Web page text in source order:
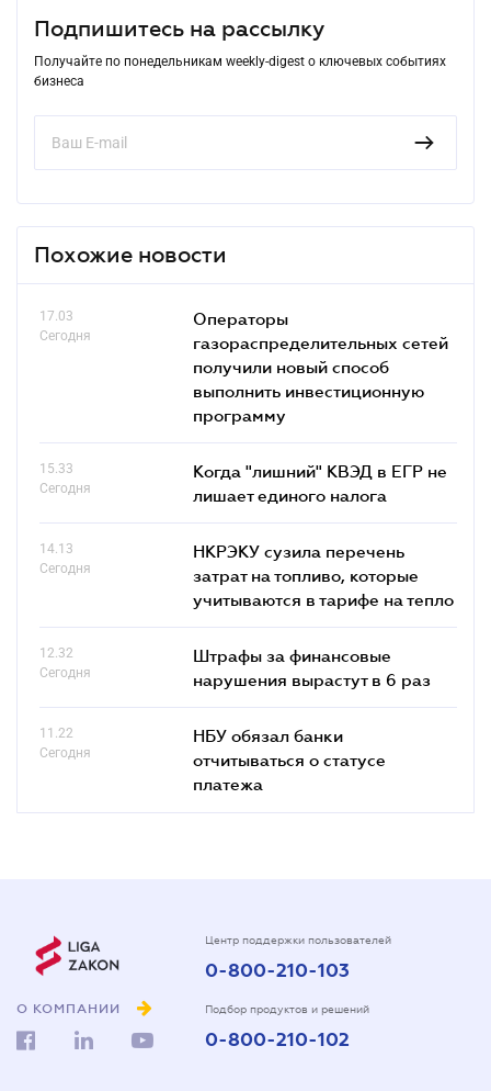
Подпишитесь на рассылку
Получайте по понедельникам weekly-digest о ключевых событиях
бизнеса
Похожие новости
17.03
Сегодня
Операторы
газораспределительных сетей
получили новый способ
выполнить инвестиционную
программу
15.33
Сегодня
Когда "лишний" КВЭД в ЕГР не
лишает единого налога
14.13
Сегодня
НКРЭКУ сузила перечень
затрат на топливо, которые
учитываются в тарифе на тепло
12.32
Сегодня
Штрафы за финансовые
нарушения вырастут в 6 раз
11.22
Сегодня
НБУ обязал банки
отчитываться о статусе
платежа
О КОМПАНИИ
Центр поддержки пользователей
0-800-210-103
Подбор продуктов и решений
0-800-210-102